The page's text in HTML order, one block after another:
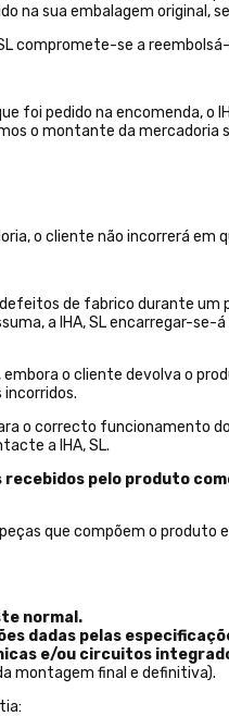
na sua embalagem
compromete-se a
pedido na encomenda, o
o montante da mercadoria
o cliente não incorrerá em
de fabrico durante
a IHA, SL encarregar-
o cliente devolva o
o correcto
a IHA, SL.
pelo produto
que compõem o
normal.
dadas pelas
e/ou circuitos
montagem final e definitiva).